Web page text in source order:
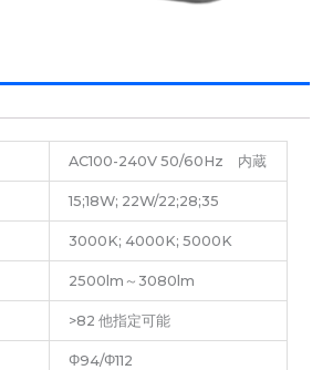
AC100-240V 50/60Hz 内蔵
15;18W; 22W/22;28;35
3000K; 4000K; 5000K
2500lm～3080lm
>82 他指定可能
Φ94/Φ112